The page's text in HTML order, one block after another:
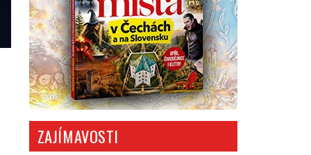
ZAJÍMAVOSTI